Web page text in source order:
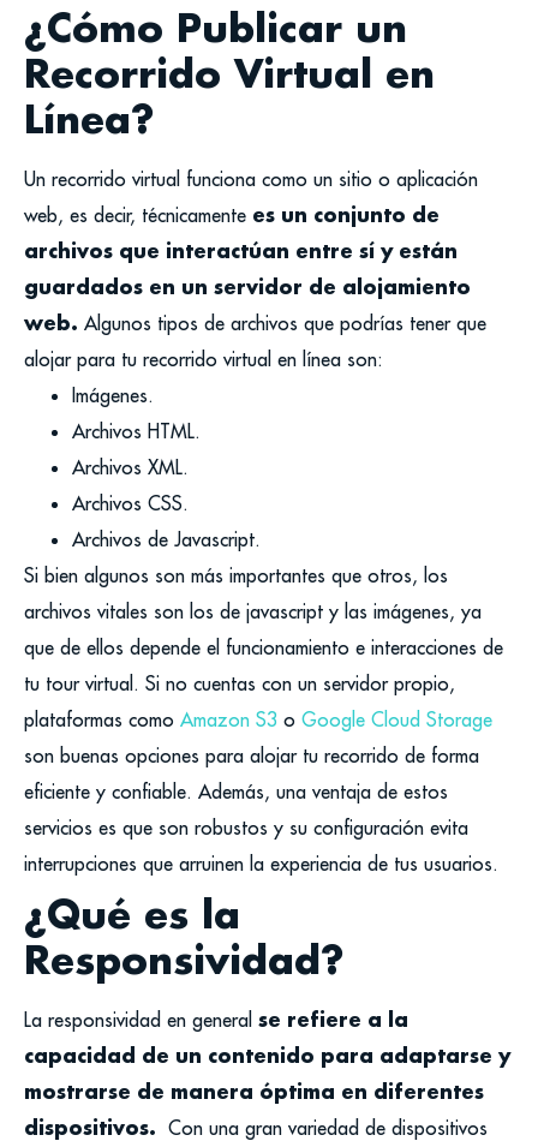
¿Cómo Publicar un
Recorrido Virtual en
Línea?
Un recorrido virtual funciona como un sitio o aplicación
web, es decir, técnicamente es un conjunto de
archivos que interactúan entre sí y están
guardados en un servidor de alojamiento
web. Algunos tipos de archivos que podrías tener que
alojar para tu recorrido virtual en línea son:
Imágenes.
Archivos HTML.
Archivos XML.
Archivos CSS.
Archivos de Javascript.
Si bien algunos son más importantes que otros, los
archivos vitales son los de javascript y las imágenes, ya
que de ellos depende el funcionamiento e interacciones de
tu tour virtual. Si no cuentas con un servidor propio,
plataformas como Amazon S3 o Google Cloud Storage
son buenas opciones para alojar tu recorrido de forma
eficiente y confiable. Además, una ventaja de estos
servicios es que son robustos y su configuración evita
interrupciones que arruinen la experiencia de tus usuarios.
¿Qué es la
Responsividad?
La responsividad en general se refiere a la
capacidad de un contenido para adaptarse y
mostrarse de manera óptima en diferentes
dispositivos. Con una gran variedad de dispositivos